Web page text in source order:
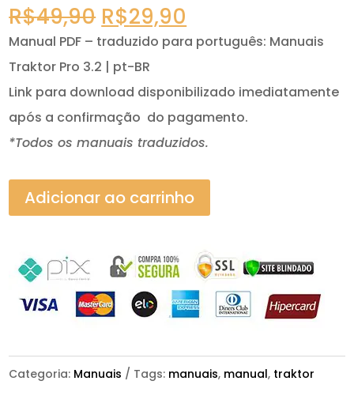
R$49,90 O
preço
original
era:
R$49,90.
R$29,90
preço
é:
R$29,90.
Manual PDF – traduzido para português: Manuais
Traktor Pro 3.2 | pt-BR
Link para download disponibilizado imediatamente
após a confirmação do pagamento.
*Todos os manuais traduzidos.
Adicionar ao carrinho
Categoria: Manuais Tags: manuais, manual, traktor